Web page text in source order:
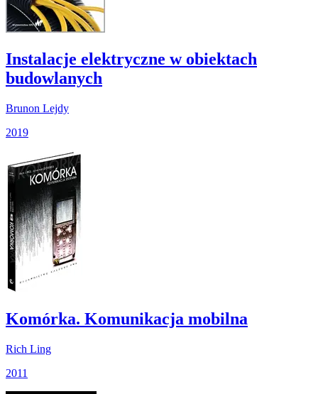
Instalacje elektryczne w obiektach
budowlanych
Brunon Lejdy
2019
Komórka. Komunikacja mobilna
Rich Ling
2011